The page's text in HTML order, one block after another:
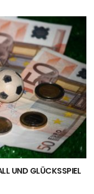
UND GLÜCKSSPIEL